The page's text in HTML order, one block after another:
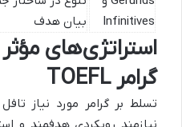
Infinitives
بیان هدف
استراتژی‌های
گرامر TOEFL
تسلط بر گرامر مورد نیاز